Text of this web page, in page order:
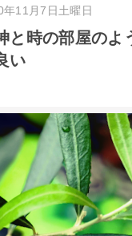
年11月7日土曜日
と時の部屋のよ
い